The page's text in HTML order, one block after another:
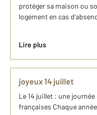
protéger sa maison ou
logement en cas
Lire plus
joyeux 14 juillet
Le 14 juillet : une
françaises Chaque